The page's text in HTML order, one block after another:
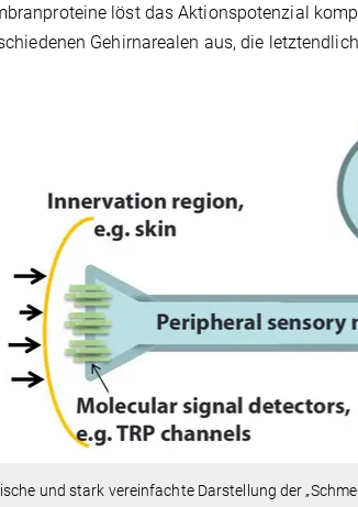
löst das Aktionspotenzial
Gehirnarealen aus, die
und stark vereinfachte Darstellung der